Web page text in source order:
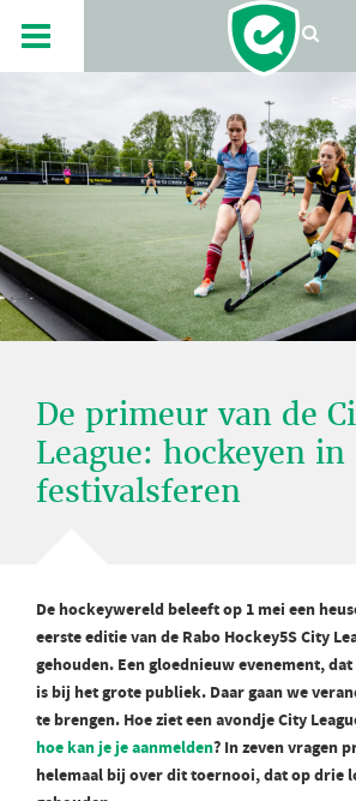
De primeur van de
League: hockeyen in
festivalsferen
De hockeywereld beleeft op 1 mei een
eerste editie van de Rabo Hockey5S City
gehouden. Een gloednieuw evenement,
is bij het grote publiek. Daar gaan we
te brengen. Hoe ziet een avondje City
hoe kan je je aanmelden? In zeven vragen
helemaal bij over dit toernooi, dat op drie